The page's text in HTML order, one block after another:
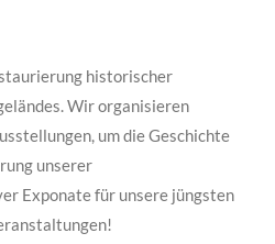
historischer
Wir organisieren
um die Geschichte
unserer
Exponate für unsere jüngsten